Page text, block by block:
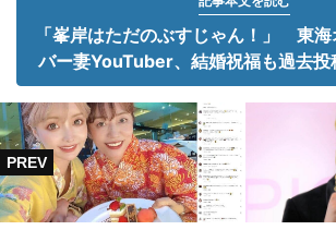
「峯岸はただのぶすじゃん！」 東
バー妻YouTuber、結婚祝福も過去